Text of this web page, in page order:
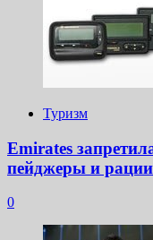
Туризм
Emirates
пейджеры и рации
0